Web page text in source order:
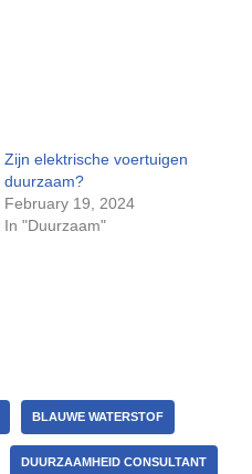
Zijn elektrische voertuigen
duurzaam?
February 19, 2024
In "Duurzaam"
BLAUWE WATERSTOF
DUURZAAMHEID CONSULTANT